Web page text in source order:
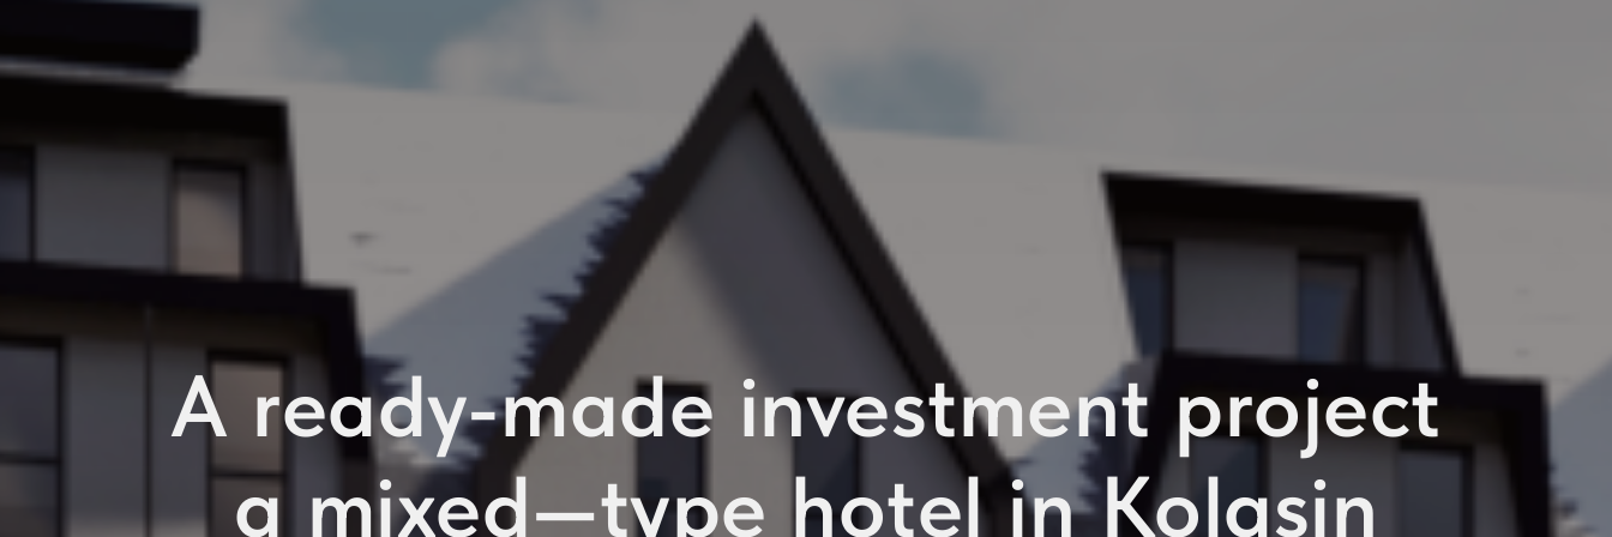
A ready-made investment project
a mixed—type hotel in Kolasin